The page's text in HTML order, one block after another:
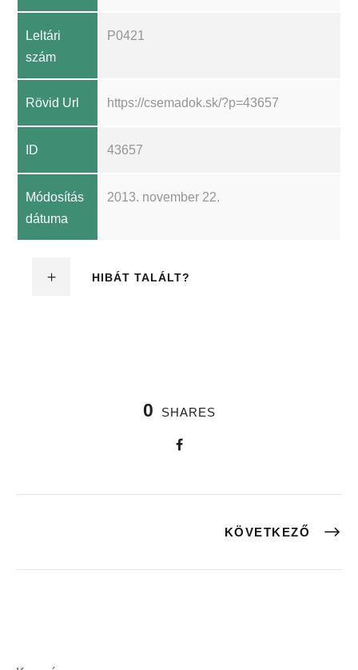
Leltári
szám
P0421
Rövid Url https://csemadok.sk/?p=43657
ID 43657
Módosítás
dátuma
2013. november 22.
HIBÁT TALÁLT?
0 SHARES
KÖVETKEZŐ